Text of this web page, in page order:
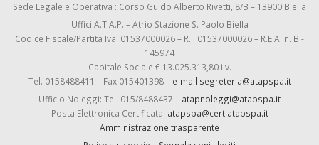
Sede Legale e Operativa : Corso Guido Alberto Rivetti, 8/B – 13900 Biella
Uffici A.T.A.P. – Atrio Stazione S. Paolo Biella
Codice Fiscale/Partita Iva: 01537000026 – R.I. 01537000026 – R.E.A. n. BI-
145974
Capitale Sociale € 13.025.313,80 i.v.
Tel. 0158488411 – Fax 015401398 – e-mail segreteria@atapspa.it
Ufficio Noleggi: Tel. 015/8488437 – atapnoleggi@atapspa.it
Posta Elettronica Certificata: atapspa@cert.atapspa.it
Amministrazione trasparente